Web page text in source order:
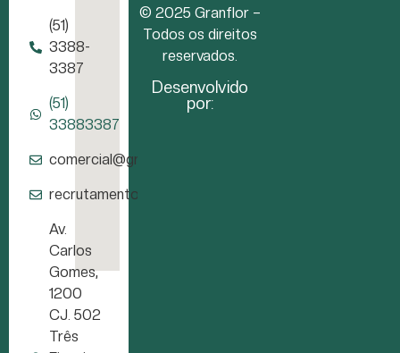
(51)
3388-
3387
(51)
33883387
comercial@granflor.com.br
recrutamento@granflor.com.br
Av.
Carlos
Gomes,
1200
CJ. 502
Três
© 2025 Granflor –
Todos os direitos
reservados.
Desenvolvido
por: